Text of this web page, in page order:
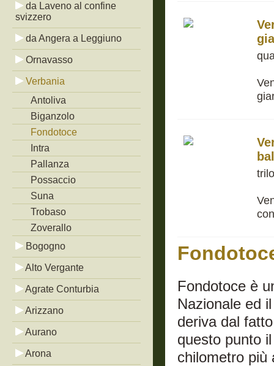
da Laveno al confine
svizzero
da Angera a Leggiuno
Ornavasso
Verbania
Antoliva
Biganzolo
Fondotoce
Intra
Pallanza
Possaccio
Suna
Trobaso
Zoverallo
Bogogno
Alto Vergante
Agrate Conturbia
Arizzano
Aurano
Arona
Fondotoce è
Nazionale ed
deriva dal
questo punto
chilometro più